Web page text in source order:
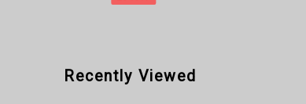
Recently Viewed